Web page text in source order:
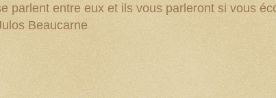
parlent entre eux et ils vous parleront si vous
Beaucarne